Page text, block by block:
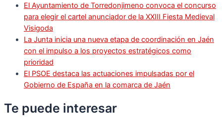
El Ayuntamiento de Torredonjimeno convoca el concurso
para elegir el cartel anunciador de la XXIII Fiesta Medieval
Visigoda
La Junta inicia una nueva etapa de coordinación en Jaén
con el impulso a los proyectos estratégicos como
prioridad
El PSOE destaca las actuaciones impulsadas por el
Gobierno de España en la comarca de Jaén
Te puede interesar